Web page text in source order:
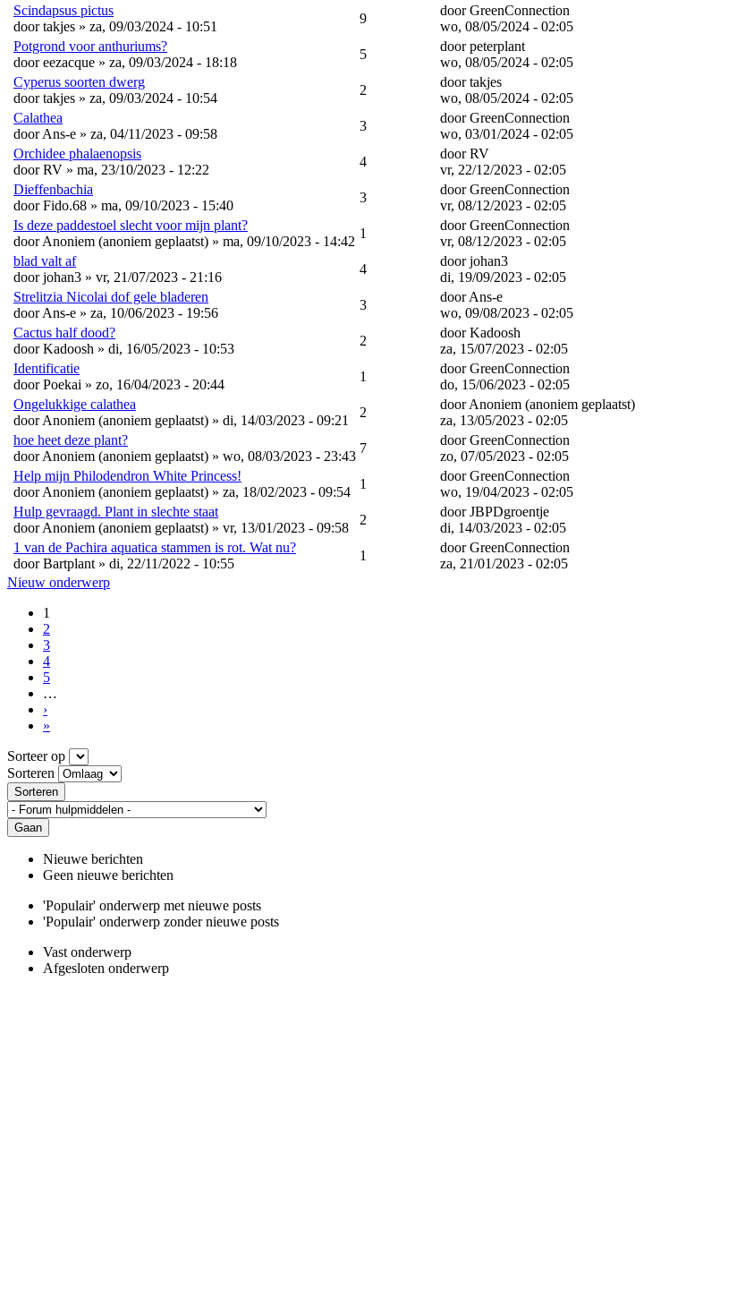
Scindapsus pictus
doortakjes » za, 09/03/2024 - 10:51
9
doorGreenConnection
wo, 08/05/2024 - 02:05
Potgrond voor anthuriums?
dooreezacque » za, 09/03/2024 - 18:18
5
doorpeterplant
wo, 08/05/2024 - 02:05
Cyperus soorten dwerg
doortakjes » za, 09/03/2024 - 10:54
2
doortakjes
wo, 08/05/2024 - 02:05
Calathea
doorAns-e » za, 04/11/2023 - 09:58
3
doorGreenConnection
wo, 03/01/2024 - 02:05
Orchidee phalaenopsis
doorRV » ma, 23/10/2023 - 12:22
4
doorRV
vr, 22/12/2023 - 02:05
Dieffenbachia
doorFido.68 » ma, 09/10/2023 - 15:40
3
doorGreenConnection
vr, 08/12/2023 - 02:05
Is deze paddestoel slecht voor mijn plant?
doorAnoniem (anoniem geplaatst) » ma, 09/10/2023 - 14:42
1
doorGreenConnection
vr, 08/12/2023 - 02:05
blad valt af
doorjohan3 » vr, 21/07/2023 - 21:16
4
doorjohan3
di, 19/09/2023 - 02:05
Strelitzia Nicolai dof gele bladeren
doorAns-e » za, 10/06/2023 - 19:56
3
doorAns-e
wo, 09/08/2023 - 02:05
Cactus half dood?
doorKadoosh » di, 16/05/2023 - 10:53
2
doorKadoosh
za, 15/07/2023 - 02:05
Identificatie
doorPoekai » zo, 16/04/2023 - 20:44
1
doorGreenConnection
do, 15/06/2023 - 02:05
Ongelukkige calathea
doorAnoniem (anoniem geplaatst) » di, 14/03/2023 - 09:21
2
doorAnoniem (anoniem geplaatst)
za, 13/05/2023 - 02:05
hoe heet deze plant?
doorAnoniem (anoniem geplaatst) » wo, 08/03/2023 - 23:43
7
doorGreenConnection
zo, 07/05/2023 - 02:05
Help mijn Philodendron White Princess!
doorAnoniem (anoniem geplaatst) » za, 18/02/2023 - 09:54
1
doorGreenConnection
wo, 19/04/2023 - 02:05
Hulp gevraagd. Plant in slechte staat
doorAnoniem (anoniem geplaatst) » vr, 13/01/2023 - 09:58
2
doorJBPDgroentje
di, 14/03/2023 - 02:05
1 van de Pachira aquatica stammen is rot. Wat nu?
doorBartplant » di, 22/11/2022 - 10:55
1
doorGreenConnection
za, 21/01/2023 - 02:05
Nieuw onderwerp
1
2
3
4
5
…
›
»
Sorteer op
Sorteren
Sorteren
Gaan
Nieuwe berichten
Geen nieuwe berichten
'Populair' onderwerp met nieuwe posts
'Populair' onderwerp zonder nieuwe posts
Vast onderwerp
Afgesloten onderwerp